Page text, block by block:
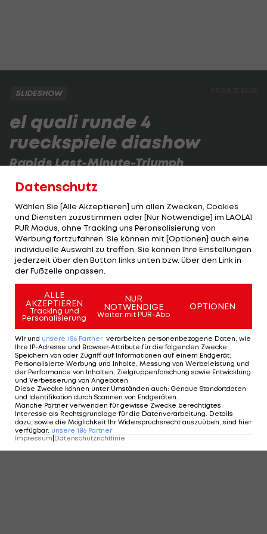
SLIDESHOW
el quali runde 4
rueckspiele diashow
Rapids Last-Minute-Triumph
Rapid schlägt Vojvodina mit zwei Treffern in der
1 VON 53
KOMMENTARE
Datenschutz
Wählen Sie [Alle Akzeptieren] um allen Zwecken, Cookies
und Diensten zuzustimmen oder [Nur Notwendige] im LAOLA1
PUR Modus, ohne Tracking uns Peronsalisierung von
Werbung fortzufahren. Sie können mit [Optionen] auch eine
individuelle Auswahl zu treffen. Sie können Ihre Einstellungen
jederzeit über den Button links unten bzw. über den Link in
der Fußzeile anpassen.
ALLE
AKZEPTIEREN
Tracking und
Personalisierung
NUR
NOTWENDIGE
Weiter mit PUR-Abo
OPTIONEN
Wir und unsere 186 Partner verarbeiten personenbezogene Daten, wie
Ihre IP-Adresse und Browser-Attribute für die folgenden Zwecke:
Speichern von oder Zugriff auf Informationen auf einem Endgerät;
Personalisierte Werbung und Inhalte, Messung von Werbeleistung und
der Performance von Inhalten, Zielgruppenforschung sowie Entwicklung
und Verbesserung von Angeboten.
Diese Zwecke können unter Umständen auch: Genaue Standortdaten
und Identifikation durch Scannen von Endgeräten.
Manche Partner verwenden für gewisse Zwecke berechtigtes
Interesse als Rechtsgrundlage für die Datenverarbeitung. Details
dazu, sowie die Möglichkeit Ihr Widerspruchsrecht auszuüben, sind hier
verfügbar: unsere 186 Partner
Impressum Datenschutzrichtlinie